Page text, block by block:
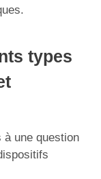
types
à une question